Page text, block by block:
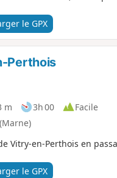
cœur de la vallée de
traversez ainsi le « Pays
actuel est
le GPX
Perthois
m 3h 00
Facile
Vitry-en-Perthois en
le GPX